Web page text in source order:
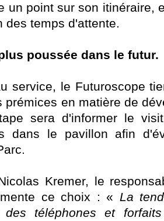
un point sur son itinéraire,
des temps d'attente.
poussée dans le futur.
service, le Futuroscope
prémices en matière de
sera d'informer le
dans le pavillon afin
Kremer, le
ce choix : « La
des téléphones et